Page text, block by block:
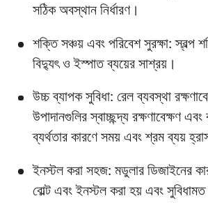
সঠিক অবস্থান নির্ধারণ।
শক্তি সঞ্চয় এবং পরিবেশ সুরক্ষা: স্বল্প
বিদ্যুৎ ও ইস্পাত ব্যয়ের সাশ্রয়।
উচ্চ ব্যাপক সুবিধা: রেল ব্যবস্থা
উপাদানগুলির স্বাচ্ছন্দ্য রক্ষণাবেক্ষণ
ব্যর্থতার কারণে সময় এবং শ্রম ব্যয়
ইনস্টল করা সহজ: মডুলার ডিজাইনের
বোল্ট এবং ইনস্টল করা হয় এবং সুবিধামত